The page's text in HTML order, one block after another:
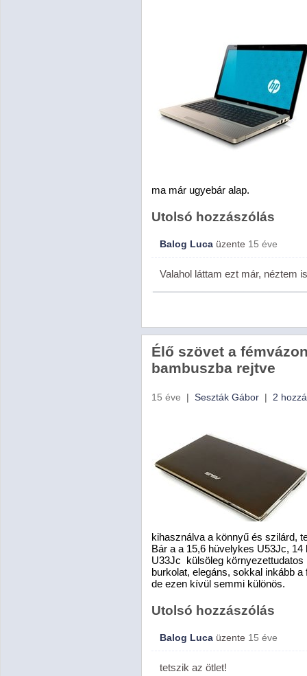
ma már ugyebár alap.
Utolsó hozzászólás
Balog Luca üzente 15 éve
Valahol láttam ezt már, néztem
Élő szövet a
bambuszba rejtve
15 éve | Seszták Gábor | 2
kihasználva a könnyű és szilárd,
Bár a a 15,6 hüvelykes U53Jc,
U33Jc külsöleg környezettudatos
burkolat, elegáns, sokkal inkább
de ezen kívül semmi különös.
Utolsó hozzászólás
Balog Luca üzente 15 éve
tetszik az ötlet!